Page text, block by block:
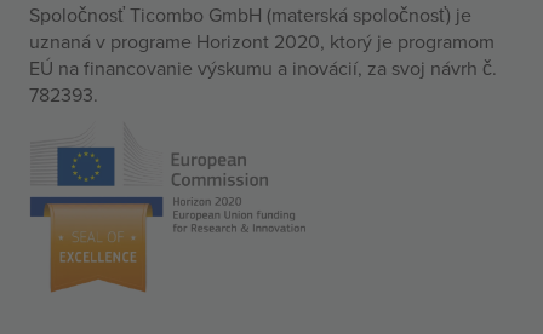
Spoločnosť Ticombo GmbH (materská spoločnosť) je
uznaná v programe Horizont 2020, ktorý je programom
EÚ na financovanie výskumu a inovácií, za svoj návrh č.
782393.